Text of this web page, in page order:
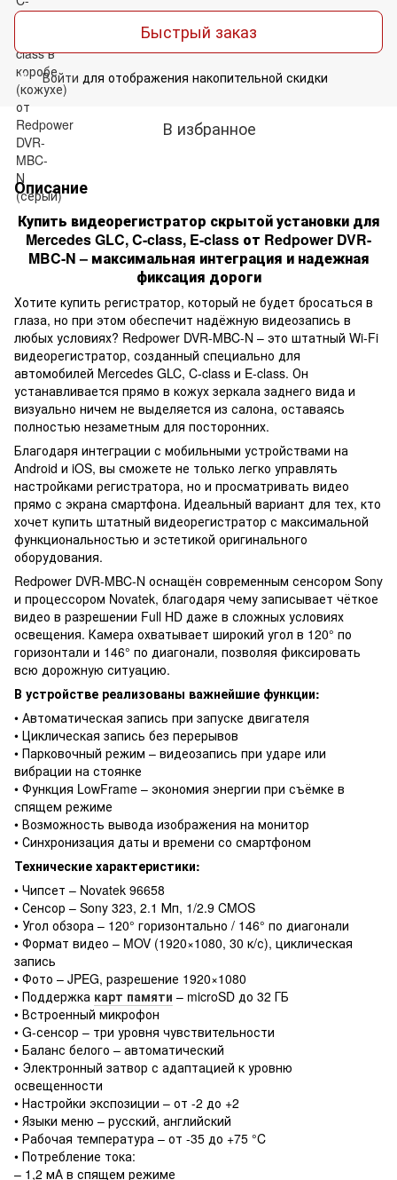
Быстрый заказ
% Войти для отображения накопительной скидки
В избранное
Описание
Купить видеорегистратор скрытой установки для
Mercedes GLC, C-class, E-class от Redpower DVR-
MBC-N – максимальная интеграция и надежная
фиксация дороги
Хотите купить регистратор, который не будет бросаться в
глаза, но при этом обеспечит надёжную видеозапись в
любых условиях? Redpower DVR-MBC-N – это штатный Wi-Fi
видеорегистратор, созданный специально для
автомобилей Mercedes GLC, C-class и E-class. Он
устанавливается прямо в кожух зеркала заднего вида и
визуально ничем не выделяется из салона, оставаясь
полностью незаметным для посторонних.
Благодаря интеграции с мобильными устройствами на
Android и iOS, вы сможете не только легко управлять
настройками регистратора, но и просматривать видео
прямо с экрана смартфона. Идеальный вариант для тех, кто
хочет купить штатный видеорегистратор с максимальной
функциональностью и эстетикой оригинального
оборудования.
Redpower DVR-MBC-N оснащён современным сенсором Sony
и процессором Novatek, благодаря чему записывает чёткое
видео в разрешении Full HD даже в сложных условиях
освещения. Камера охватывает широкий угол в 120° по
горизонтали и 146° по диагонали, позволяя фиксировать
всю дорожную ситуацию.
В устройстве реализованы важнейшие функции:
• Автоматическая запись при запуске двигателя
• Циклическая запись без перерывов
• Парковочный режим – видеозапись при ударе или
вибрации на стоянке
• Функция LowFrame – экономия энергии при съёмке в
спящем режиме
• Возможность вывода изображения на монитор
• Синхронизация даты и времени со смартфоном
Технические характеристики:
• Чипсет – Novatek 96658
• Сенсор – Sony 323, 2.1 Мп, 1/2.9 CMOS
• Угол обзора – 120° горизонтально / 146° по диагонали
• Формат видео – MOV (1920×1080, 30 к/с), циклическая
запись
• Фото – JPEG, разрешение 1920×1080
• Поддержка карт памяти – microSD до 32 ГБ
• Встроенный микрофон
• G-сенсор – три уровня чувствительности
• Баланс белого – автоматический
• Электронный затвор с адаптацией к уровню
освещенности
• Настройки экспозиции – от -2 до +2
• Языки меню – русский, английский
• Рабочая температура – от -35 до +75 °C
• Потребление тока:
– 1,2 мА в спящем режиме